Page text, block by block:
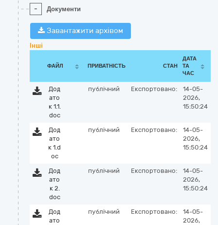
- Документи
Завантажити архівом
Інші
ФАЙЛ ПРИВАТНІСТЬ СТАН
ДАТА
ТА
ЧАС
Дод
ато
к 1.1.
doc
публічний Експортовано:
14-05-
2026,
15:50:24
Дод
ато
к 1.d
oc
публічний Експортовано:
14-05-
2026,
15:50:24
Дод
ато
к 2.
doc
публічний Експортовано:
14-05-
2026,
15:50:24
Дод
ато
публічний Експортовано:
14-05-
2026,